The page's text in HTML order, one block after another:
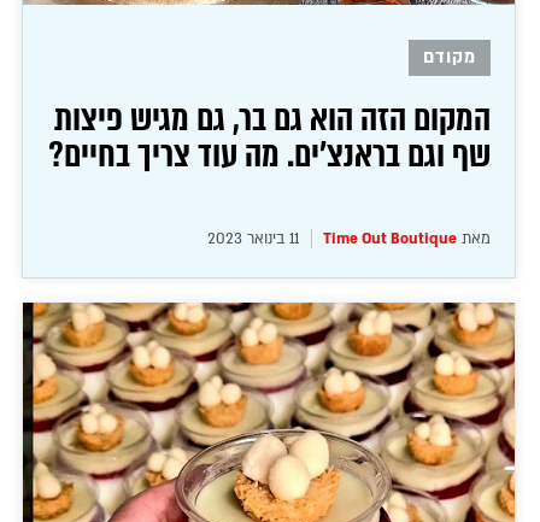
מקודם
המקום הזה הוא גם בר, גם מגיש פיצות
שף וגם בראנצ'ים. מה עוד צריך בחיים?
מאת Time Out Boutique 11 בינואר 2023